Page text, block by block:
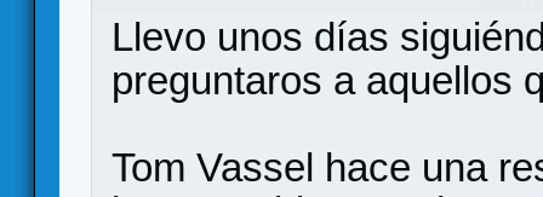
Llevo unos días
preguntaros a aquellos
Tom Vassel hace una